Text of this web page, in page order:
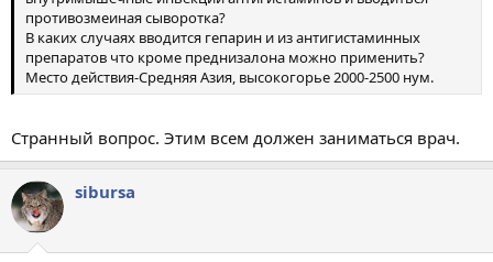
противозмеиная сыворотка?
В каких случаях вводится гепарин и из антигистаминных
препаратов что кроме преднизалона можно применить?
Место действия-Средняя Азия, высокогорье 2000-2500 нум.
Странный вопрос. Этим всем должен заниматься врач.
sibursa